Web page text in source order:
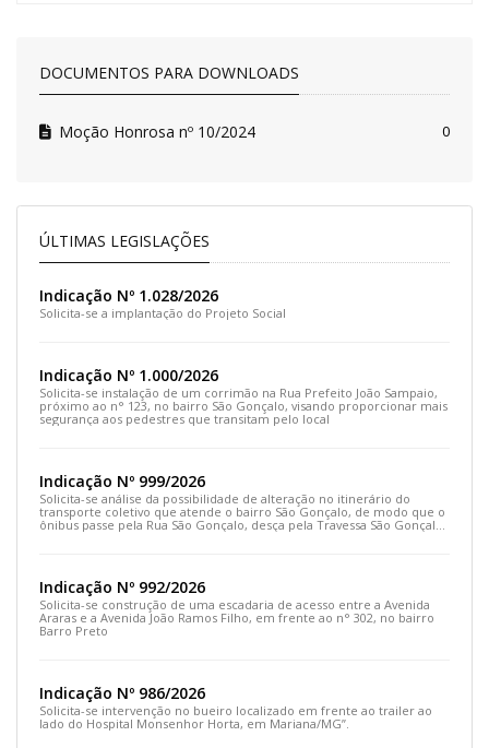
DOCUMENTOS PARA DOWNLOADS
Moção Honrosa nº 10/2024 0
ÚLTIMAS LEGISLAÇÕES
Indicação Nº 1.028/2026
Solicita-se a implantação do Projeto Social
Indicação Nº 1.000/2026
Solicita-se instalação de um corrimão na Rua Prefeito João Sampaio,
próximo ao n° 123, no bairro São Gonçalo, visando proporcionar mais
segurança aos pedestres que transitam pelo local
Indicação Nº 999/2026
Solicita-se análise da possibilidade de alteração no itinerário do
transporte coletivo que atende o bairro São Gonçalo, de modo que o
ônibus passe pela Rua São Gonçalo, desça pela Travessa São Gonçalo
Indicação Nº 992/2026
Solicita-se construção de uma escadaria de acesso entre a Avenida
Araras e a Avenida João Ramos Filho, em frente ao n° 302, no bairro
Barro Preto
Indicação Nº 986/2026
Solicita-se intervenção no bueiro localizado em frente ao trailer ao
lado do Hospital Monsenhor Horta, em Mariana/MG”.